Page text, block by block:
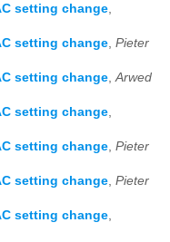
setting change,
setting change, Pieter
setting change,Arwed
setting change,
setting change, Pieter
setting change, Pieter
setting change,